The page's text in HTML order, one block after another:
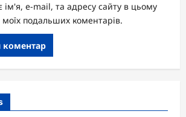
ім'я, e-mail, та адресу сайту в цьому
моїх подальших коментарів.